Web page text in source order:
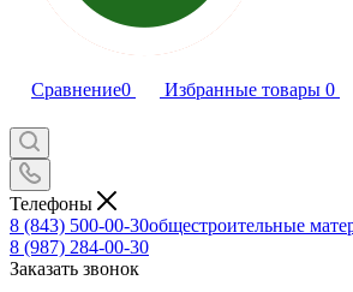
Сравнение0 Избранные товары 0
Телефоны
8 (843) 500-00-30общестроительные
8 (987) 284-00-30
Заказать звонок